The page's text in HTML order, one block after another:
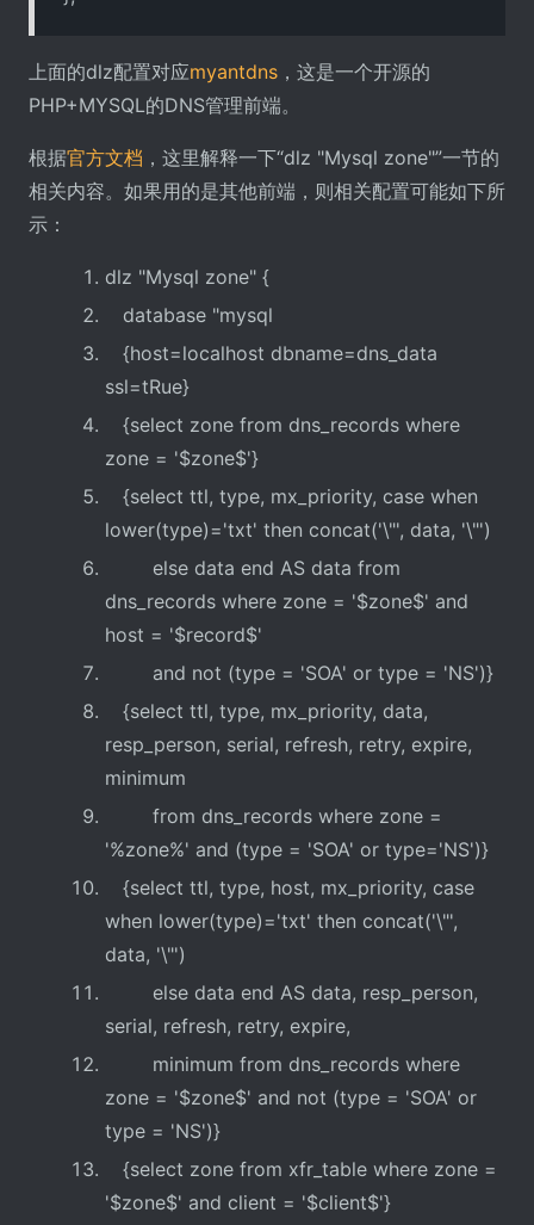
上面的dlz配置对应myantdns ，这是一个开源的
PHP+MYSQL的DNS管理前端。
根据官方文档 ，这里解释一下“dlz "Mysql zone"”一节的
相关内容。如果用的是其他前端，则相关配置可能如下所
示：
dlz "Mysql zone" {
database "mysql
{host=localhost dbname=dns_data
ssl=tRue}
{select zone from dns_records where
zone = '$zone$'}
{select ttl, type, mx_priority, case when
lower(type)='txt' then concat('\"', data, '\"')
else data end AS data from
dns_records where zone = '$zone$' and
host = '$record$'
and not (type = 'SOA' or type = 'NS')}
{select ttl, type, mx_priority, data,
resp_person, serial, refresh, retry, expire,
minimum
from dns_records where zone =
'%zone%' and (type = 'SOA' or type='NS')}
{select ttl, type, host, mx_priority, case
when lower(type)='txt' then concat('\"',
data, '\"')
else data end AS data, resp_person,
serial, refresh, retry, expire,
minimum from dns_records where
zone = '$zone$' and not (type = 'SOA' or
type = 'NS')}
{select zone from xfr_table where zone =
'$zone$' and client = '$client$'}